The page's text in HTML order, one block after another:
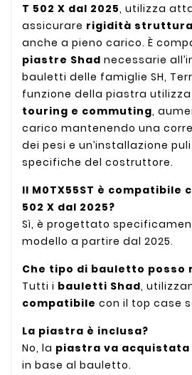
T 502 X dal 2025, utilizza
assicurare rigidità
anche a pieno carico. È
piastre Shad necessarie
bauletti delle famiglie SH,
funzione della piastra
touring e commuting,
carico mantenendo una
dei pesi e un’installazione
specifiche del costruttore.
Il M0TX55ST è compatibile
502 X dal 2025?
Sì, è progettato
modello a partire dal 2025.
Che tipo di bauletto posso
Tutti i bauletti Shad,
compatibile con il top case
La piastra è inclusa?
No, la piastra va
in base al bauletto.